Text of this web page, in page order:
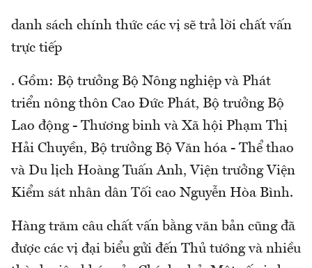
danh sách chính thức các vị sẽ trả lời chất vấn
trực tiếp
. Gồm: Bộ trưởng Bộ Nông nghiệp và Phát
triển nông thôn Cao Đức Phát, Bộ trưởng Bộ
Lao động - Thương binh và Xã hội Phạm Thị
Hải Chuyền, Bộ trưởng Bộ Văn hóa - Thể thao
và Du lịch Hoàng Tuấn Anh, Viện trưởng Viện
Kiểm sát nhân dân Tối cao Nguyễn Hòa Bình.
Hàng trăm câu chất vấn bằng văn bản cũng đã
được các vị đại biểu gửi đến Thủ tướng và nhiều